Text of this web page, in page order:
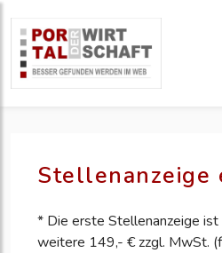
Stellenanzeige
* Die erste Stellenanzeige ist
weitere 149,- € zzgl. MwSt.